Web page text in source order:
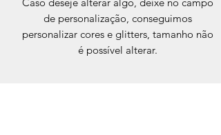
de personalização, conseguimos
personalizar cores e glitters, tamanho não
é possível alterar.